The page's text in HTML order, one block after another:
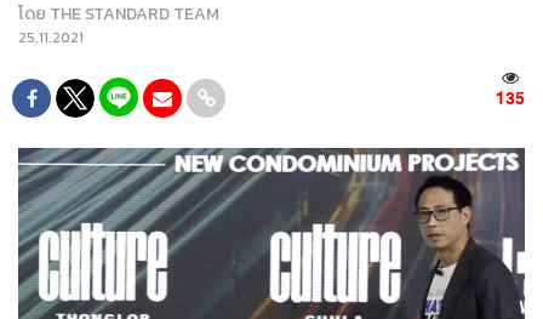
โดย THE STANDARD TEAM
25.11.2021
135